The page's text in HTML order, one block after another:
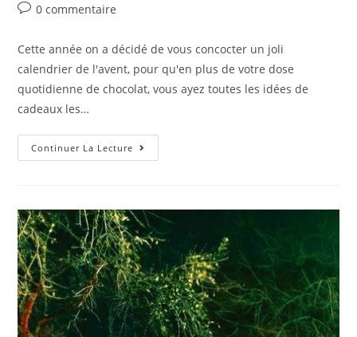
0 commentaire
Cette année on a décidé de vous concocter un joli
calendrier de l'avent, pour qu'en plus de votre dose
quotidienne de chocolat, vous ayez toutes les idées de
cadeaux les…
Continuer La Lecture